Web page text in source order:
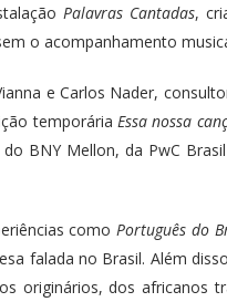
Palavras Cantadas,
o acompanhamento
e Carlos Nader,
temporária Essa nossa
BNY Mellon, da PwC
como Português do
falada no Brasil. Além
originários, dos africanos